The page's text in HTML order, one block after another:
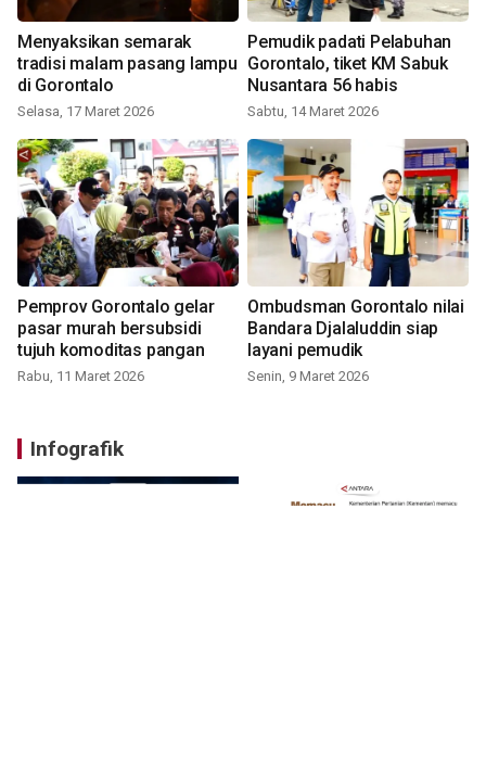
Menyaksikan semarak
tradisi malam pasang lampu
di Gorontalo
Selasa, 17 Maret 2026
Pemudik padati Pelabuhan
Gorontalo, tiket KM Sabuk
Nusantara 56 habis
Sabtu, 14 Maret 2026
Pemprov Gorontalo gelar
pasar murah bersubsidi
tujuh komoditas pangan
Rabu, 11 Maret 2026
Ombudsman Gorontalo nilai
Bandara Djalaluddin siap
layani pemudik
Senin, 9 Maret 2026
Infografik